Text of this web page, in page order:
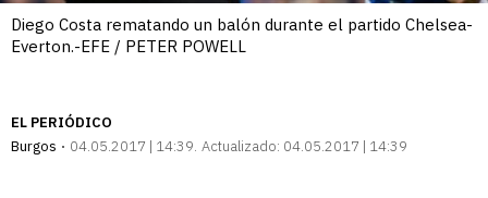
Diego Costa rematando un balón durante el partido Chelsea-
Everton.-EFE / PETER POWELL
EL PERIÓDICO
Burgos
04.05.2017 | 14:39 Actualizado: 04.05.2017 | 14:39